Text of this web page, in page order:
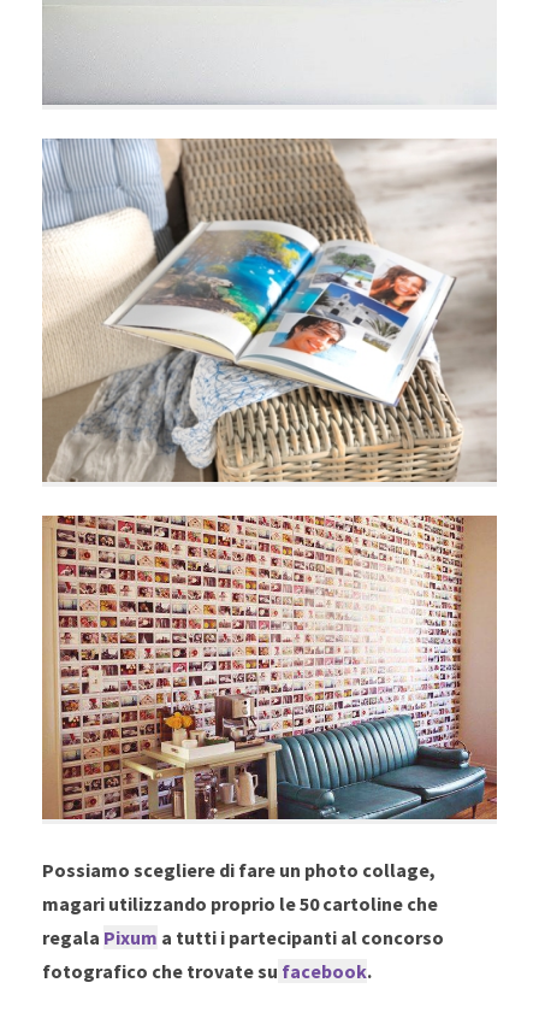
Possiamo scegliere di fare un photo collage,
magari utilizzando proprio le 50 cartoline che
regala Pixum a tutti i partecipanti al concorso
fotografico che trovate su facebook.